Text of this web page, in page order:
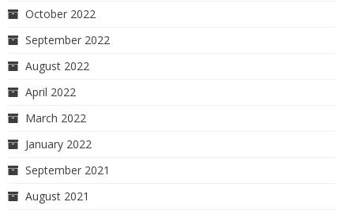
October 2022
September 2022
August 2022
April 2022
March 2022
January 2022
September 2021
August 2021